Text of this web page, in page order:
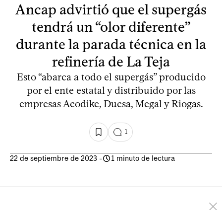
Ancap advirtió que el supergás
tendrá un “olor diferente”
durante la parada técnica en la
refinería de La Teja
Esto “abarca a todo el supergás” producido
por el ente estatal y distribuido por las
empresas Acodike, Ducsa, Megal y Riogas.
1
22 de septiembre de 2023 - 1 minuto de lectura